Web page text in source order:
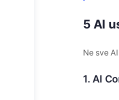
5 AI
Ne sve
1. AI